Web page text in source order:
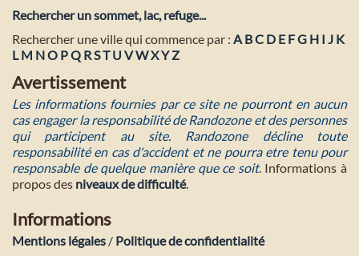
Rechercher un sommet, lac, refuge...
Rechercher une ville qui commence par : A BC D E FG H I J K
L M NO PQ RST U VWXYZ
Avertissement
Les informations fournies par ce site ne pourront en aucun
cas engager la responsabilité de Randozone et des personnes
qui participent au site. Randozone décline toute
responsabilité en cas d'accident et ne pourra etre tenu pour
responsable de quelque manière que ce soit. Informations à
propos des niveaux de difficulté.
Informations
Mentions légales / Politique de confidentialité